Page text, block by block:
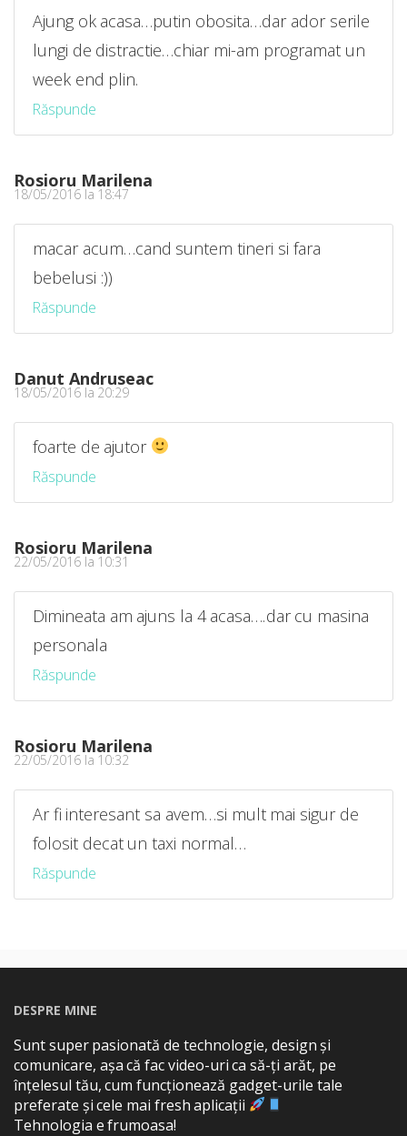
Ajung ok acasa…putin obosita…dar ador serile
lungi de distractie…chiar mi-am programat un
week end plin.
Răspunde
Rosioru Marilena
18/05/2016 la 18:47
macar acum…cand suntem tineri si fara
bebelusi :))
Răspunde
Danut Andruseac
18/05/2016 la 20:29
foarte de ajutor
Răspunde
Rosioru Marilena
22/05/2016 la 10:31
Dimineata am ajuns la 4 acasa….dar cu masina
personala
Răspunde
Rosioru Marilena
22/05/2016 la 10:32
Ar fi interesant sa avem…si mult mai sigur de
folosit decat un taxi normal…
Răspunde
DESPRE MINE
Sunt super pasionată de technologie, design și
comunicare, așa că fac video-uri ca să-ți arăt, pe
înțelesul tău, cum funcționează gadget-urile tale
preferate și cele mai fresh aplicații
Tehnologia e frumoasa!